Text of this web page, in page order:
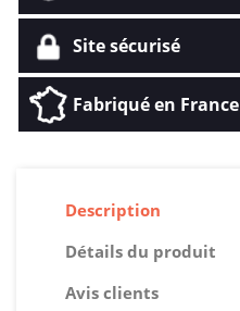
Site sécurisé
Fabriqué en France
Description
Détails du produit
Avis clients